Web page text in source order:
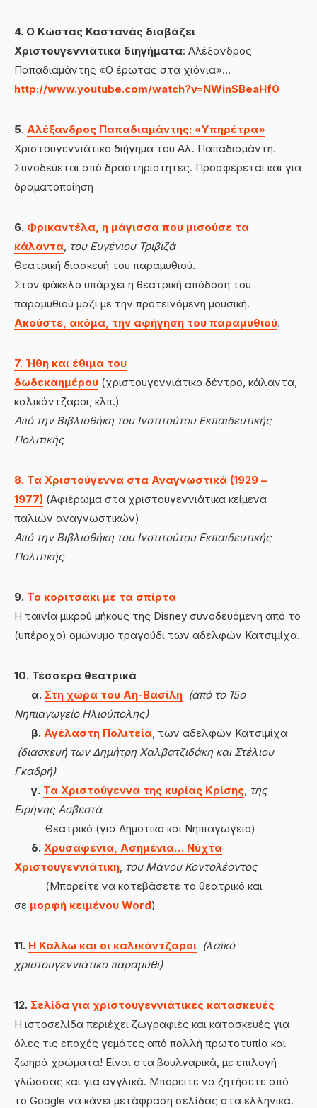
4. Ο Κώστας Καστανάς διαβάζει
Χριστουγεννιάτικα διηγήματα: Αλέξανδρος
Παπαδιαμάντης «Ο έρωτας στα χιόνια»…
http://www.youtube.com/watch?v=NWinSBeaHf0
5. Αλέξανδρος Παπαδιαμάντης: «Υπηρέτρα»
Χριστουγεννιάτικο διήγημα του Αλ. Παπαδιαμάντη.
Συνοδεύεται από δραστηριότητες. Προσφέρεται και για
δραματοποίηση
6. Φρικαντέλα, η μάγισσα που μισούσε τα
κάλαντα, του Ευγένιου Τριβιζά
Θεατρική διασκευή του παραμυθιού.
Στον φάκελο υπάρχει η θεατρική απόδοση του
παραμυθιού μαζί με την προτεινόμενη μουσική.
Ακούστε, ακόμα, την αφήγηση του παραμυθιού.
7. Ήθη και έθιμα του
δωδεκαημέρου (χριστουγεννιάτικο δέντρο, κάλαντα,
καλικάντζαροι, κλπ.)
Από την Βιβλιοθήκη του Ινστιτούτου Εκπαιδευτικής
Πολιτικής
8. Τα Χριστούγεννα στα Αναγνωστικά (1929 –
1977) (Αφιέρωμα στα χριστουγεννιάτικα κείμενα
παλιών αναγνωστικών)
Από την Βιβλιοθήκη του Ινστιτούτου Εκπαιδευτικής
Πολιτικής
9. Το κοριτσάκι με τα σπίρτα
Η ταινία μικρού μήκους της Disney συνοδευόμενη από το
(υπέροχο) ομώνυμο τραγούδι των αδελφών Κατσιμίχα.
10. Τέσσερα θεατρικά
α. Στη χώρα του Αη-Βασίλη (από το 15ο
Νηπιαγωγείο Ηλιούπολης)
β. Αγέλαστη Πολιτεία, των αδελφών Κατσιμίχα
(διασκευή των Δημήτρη Χαλβατζιδάκη και Στέλιου
Γκαδρή)
γ. Τα Χριστούγεννα της κυρίας Κρίσης, της
Ειρήνης Ασβεστά
Θεατρικό (για Δημοτικό και Νηπιαγωγείο)
δ. Χρυσαφένια, Ασημένια… Νύχτα
Χριστουγεννιάτικη, του Μάνου Κοντολέοντος
(Μπορείτε να κατεβάσετε το θεατρικό και
σε μορφή κειμένου Word)
11. Η Κάλλω και οι καλικάντζαροι (λαϊκό
χριστουγεννιάτικο παραμύθι)
12. Σελίδα για χριστουγεννιάτικες κατασκευές
Η ιστοσελίδα περιέχει ζωγραφιές και κατασκευές για
όλες τις εποχές γεμάτες από πολλή πρωτοτυπία και
ζωηρά χρώματα! Είναι στα βουλγαρικά, με επιλογή
γλώσσας και για αγγλικά. Μπορείτε να ζητήσετε από
το Google να κάνει μετάφραση σελίδας στα ελληνικά.